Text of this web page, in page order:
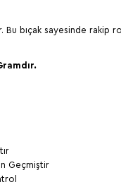
Bu bıçak sayesinde rakip
Geçmiştir